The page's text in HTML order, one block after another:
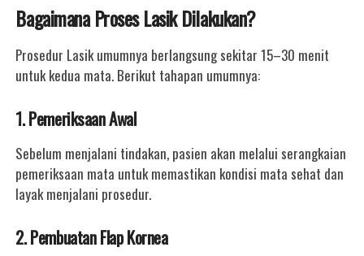
Bagaimana Proses Lasik Dilakukan?
Prosedur Lasik umumnya berlangsung sekitar 15–30 menit
untuk kedua mata. Berikut tahapan umumnya:
1. Pemeriksaan Awal
Sebelum menjalani tindakan, pasien akan melalui serangkaian
pemeriksaan mata untuk memastikan kondisi mata sehat dan
layak menjalani prosedur.
2. Pembuatan Flap Kornea